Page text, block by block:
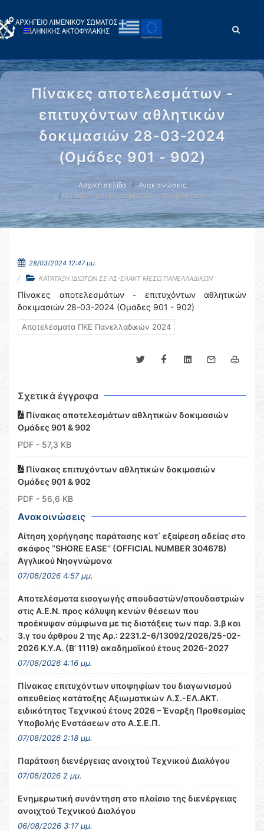
Πίνακες αποτελεσμάτων -
επιτυχόντων αθλητικών
δοκιμασιών 28-03-2024
(Ομάδες 901 - 902)
Αρχική σελίδα
Ανακοινώσεις
Πίνακες αποτελεσμάτων - επιτυχόντων …
28/03/2024 12:47 μμ.
ΚΑΤΑΤΑΞΗ ΙΔΙΩΤΩΝ ΣΕ ΛΣ-ΕΛΑΚΤ ΜΕΣΩ ΠΑΝΕΛΛΑΔΙΚΩΝ
Πίνακες αποτελεσμάτων - επιτυχόντων αθλητικών
δοκιμασιών 28-03-2024 (Ομάδες 901 - 902)
Αποτελέσματα ΠΚΕ Πανελλαδικών 2024
Σχετικά έγγραφα
Πίνακας αποτελεσμάτων αθλητικών δοκιμασιών
Ομάδες 901 & 902
PDF - 57,3 KB
Πίνακας επιτυχόντων αθλητικών δοκιμασιών
Ομάδες 901 & 902
PDF - 56,6 KB
Ανακοινώσεις
Αίτηση χορήγησης παράτασης κατ΄ εξαίρεση αδείας στο
σκάφος ‘’SHORE EASE’’ (OFFICIAL NUMBER 304678)
Αγγλικού Νηογνώμονα
07/08/2026 4:57 μμ.
Αποτελέσματα εισαγωγής σπουδαστών/σπουδαστριών
στις Α.Ε.Ν. προς κάλυψη κενών θέσεων που
προέκυψαν σύμφωνα με τις διατάξεις των παρ. 3.β και
3.γ του άρθρου 2 της Αρ.: 2231.2-6/13092/2026/25-02-
2026 Κ.Υ.Α. (Β’ 1119) ακαδημαϊκού έτους 2026-2027
07/08/2026 4:16 μμ.
Πίνακας επιτυχόντων υποψηφίων του διαγωνισμού
απευθείας κατάταξης Αξιωματικών Λ.Σ.-ΕΛ.ΑΚΤ.
ειδικότητας Τεχνικού έτους 2026 – Έναρξη Προθεσμίας
Υποβολής Ενστάσεων στο Α.Σ.Ε.Π.
07/08/2026 2:18 μμ.
Παράταση διενέργειας ανοιχτού Τεχνικού Διαλόγου
07/08/2026 2 μμ.
Ενημερωτική συνάντηση στο πλαίσιο της διενέργειας
ανοιχτού Τεχνικού Διαλόγου
06/08/2026 3:17 μμ.